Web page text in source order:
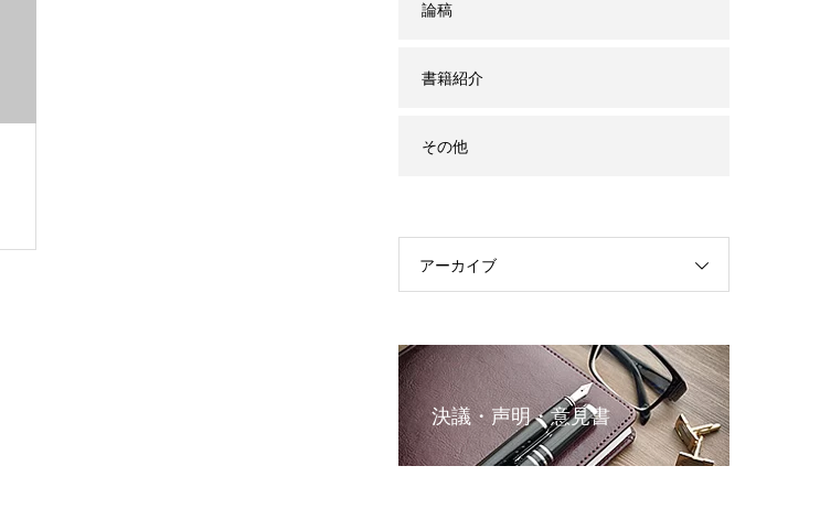
論稿
書籍紹介
その他
アーカイブ
決議・声明・意見書